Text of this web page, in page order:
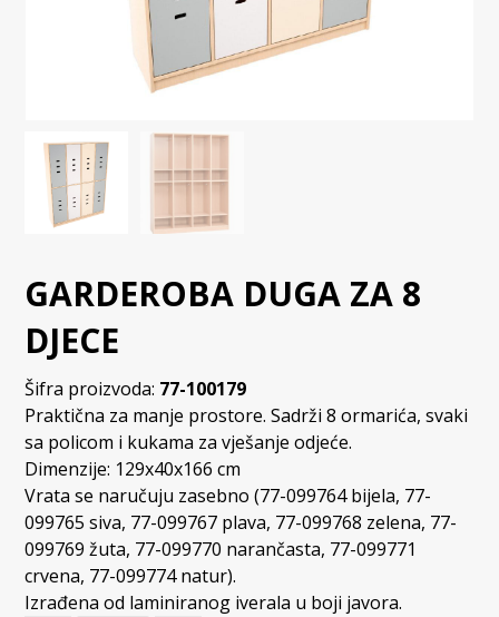
GARDEROBA DUGA ZA 8
DJECE
Šifra proizvoda: 77-100179
Praktična za manje prostore. Sadrži 8 ormarića, svaki
sa policom i kukama za vješanje odjeće.
Dimenzije: 129x40x166 cm
Vrata se naručuju zasebno (77-099764 bijela, 77-
099765 siva, 77-099767 plava, 77-099768 zelena, 77-
099769 žuta, 77-099770 narančasta, 77-099771
crvena, 77-099774 natur).
Izrađena od laminiranog iverala u boji javora.